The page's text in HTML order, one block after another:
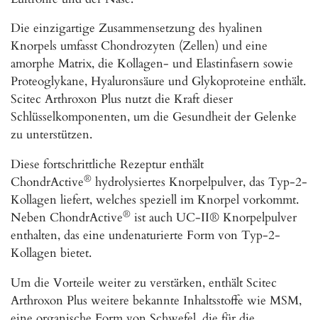
Die einzigartige Zusammensetzung des hyalinen
Knorpels umfasst Chondrozyten (Zellen) und eine
amorphe Matrix, die Kollagen- und Elastinfasern sowie
Proteoglykane, Hyaluronsäure und Glykoproteine enthält.
Scitec Arthroxon Plus nutzt die Kraft dieser
Schlüsselkomponenten, um die Gesundheit der Gelenke
zu unterstützen.
Diese fortschrittliche Rezeptur enthält
ChondrActive® hydrolysiertes Knorpelpulver, das Typ-2-
Kollagen liefert, welches speziell im Knorpel vorkommt.
Neben ChondrActive® ist auch UC-II® Knorpelpulver
enthalten, das eine undenaturierte Form von Typ-2-
Kollagen bietet.
Um die Vorteile weiter zu verstärken, enthält Scitec
Arthroxon Plus weitere bekannte Inhaltsstoffe wie MSM,